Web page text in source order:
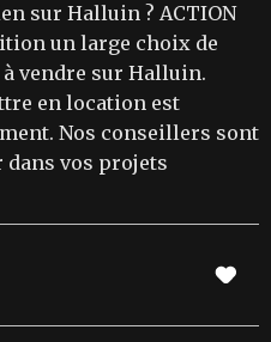
sur Halluin ? ACTION
un large choix de
vendre sur Halluin.
en location est
Nos conseillers sont
dans vos projets